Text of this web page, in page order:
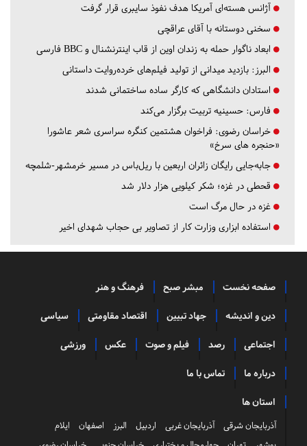
آژانس هسته‌ای آمریکا هدف نفوذ سایبری قرار گرفت
سخنی دوستانه با آقای عراقچی
ابعاد ناگوار حمله به زندان اوین از قاب اینترنشنال و BBC فارسی
البرز: بازدید میدانی از تولید فیلم‌های خرده‌روایت داستانی
استادان دانشگاهی که کارگر ساده ساختمانی شدند
فارس: حسینیه تربیت برگزار می‌کند
خراسان رضوی: فراخوان هشتمین کنگره سراسری شعر عاشورا
«حنجره های سرخ»
جابه‌جایی رایگان زائران اربعین با ریل‌باس در مسیر خرمشهر-شلمچه
قحطی در غزه؛ شکر کیلویی هزار دلار شد
غزه در حال مرگ است
استفاده ابزاری وزارت کار از تصاویر بی حجاب شهدای اخیر
صفحه نخست مبشر صبح فرهنگ و هنر
دین و اندیشه جهاد تبیین اقتصاد مقاومتی سیاسی
اجتماعی رصد فیلم و صوت عکس ورزشی
درباره ما تماس با ما
استان ها
آذربایجان شرقی آذربایجان غربی اردبیل البرز اصفهان
ایلام